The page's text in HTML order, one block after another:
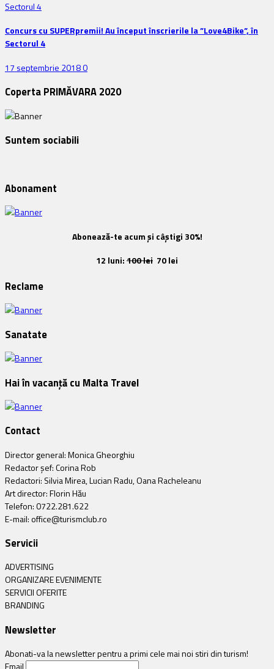
Concurs cu SUPERpremii! Au început înscrierile la ”Love4Bike”, în
Sectorul 4
17 septembrie 20180
Coperta PRIMĂVARA 2020
Suntem sociabili
Abonament
Abonează-te acum și câștigi 30%!
12 luni:100 lei 70 lei
Reclame
Sanatate
Hai în vacanță cu Malta Travel
Contact
Director general: Monica Gheorghiu
Redactor șef: Corina Rob
Redactori: Silvia Mirea, Lucian Radu, Oana Racheleanu
Art director: Florin Hău
Telefon: 0722.281.622
E-mail: office@turismclub.ro
Servicii
ADVERTISING
ORGANIZARE EVENIMENTE
SERVICII OFERITE
BRANDING
Newsletter
Abonati-va la newsletter pentru a primi cele mai noi stiri din turism!
Email